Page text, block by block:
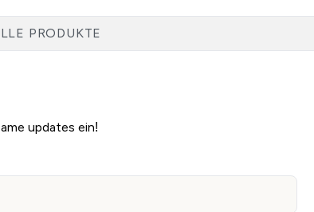
PRODUKTE
updates ein!